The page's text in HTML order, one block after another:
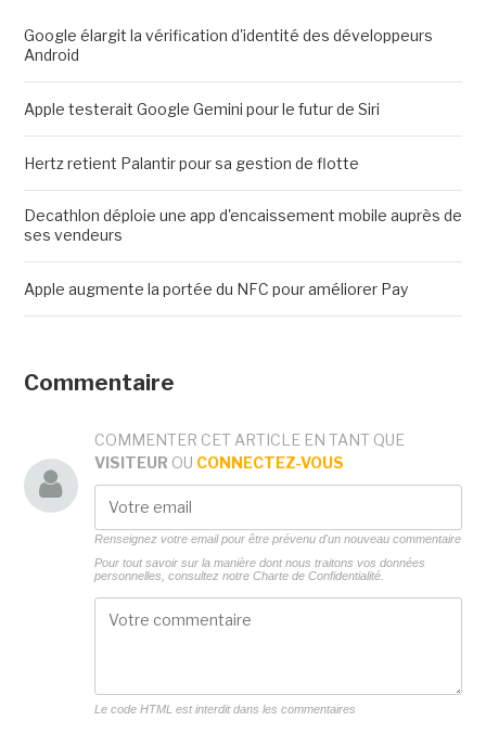
Google élargit la vérification d'identité des développeurs
Android
Apple testerait Google Gemini pour le futur de Siri
Hertz retient Palantir pour sa gestion de flotte
Decathlon déploie une app d'encaissement mobile auprès de
ses vendeurs
Apple augmente la portée du NFC pour améliorer Pay
Commentaire
COMMENTER CET ARTICLE EN TANT QUE
VISITEUR OU CONNECTEZ-VOUS
Renseignez votre email pour être prévenu d'un nouveau commentaire
Pour tout savoir sur la manière dont nous traitons vos données
personnelles, consultez notre Charte de Confidentialité.
Le code HTML est interdit dans les commentaires